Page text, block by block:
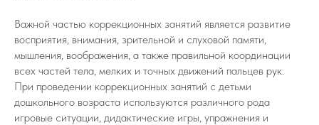
Важной частью коррекционных занятий является развитие
восприятия, внимания, зрительной и слуховой памяти,
мышления, воображения, а также правильной координации
всех частей тела, мелких и точных движений пальцев рук.
При проведении коррекционных занятий с детьми
дошкольного возраста используются различного рода
игровые ситуации, дидактические игры, упражнения и